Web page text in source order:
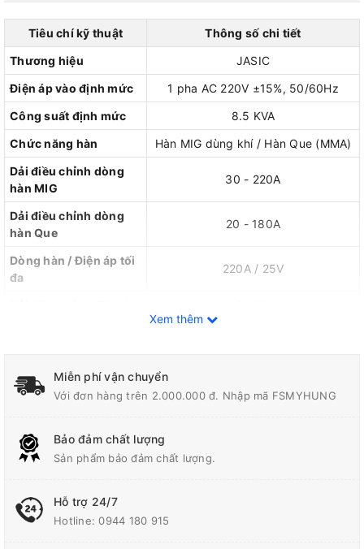
Tiêu chí kỹ thuật
Thông số chi tiết
Thương hiệu
JASIC
Điện áp vào định mức
1 pha AC 220V ±15%, 50/60Hz
Công suất định mức
8.5 KVA
Chức năng hàn
Hàn MIG dùng khí / Hàn Que (MMA)
Dải điều chỉnh dòng
hàn MIG
30 - 220A
Dải điều chỉnh dòng
hàn Que
20 - 180A
Dòng hàn / Điện áp tối
đa
220A / 25V
MIG / Que hàn
Trọng lượng cuộn dây
Chu kỳ tải / Hiệu suất /
Hệ số CS
25% / 80% / 0.7
Cấp độ bảo vệ / Cấp
cách điện
Xem thêm
Miễn phí vận chuyển
Với đơn hàng trên 2.000.000 đ. Nhập mã FSMYHUNG
Bảo đảm chất lượng
Sản phẩm bảo đảm chất lượng.
Hỗ trợ 24/7
Hotline:0944 180 915